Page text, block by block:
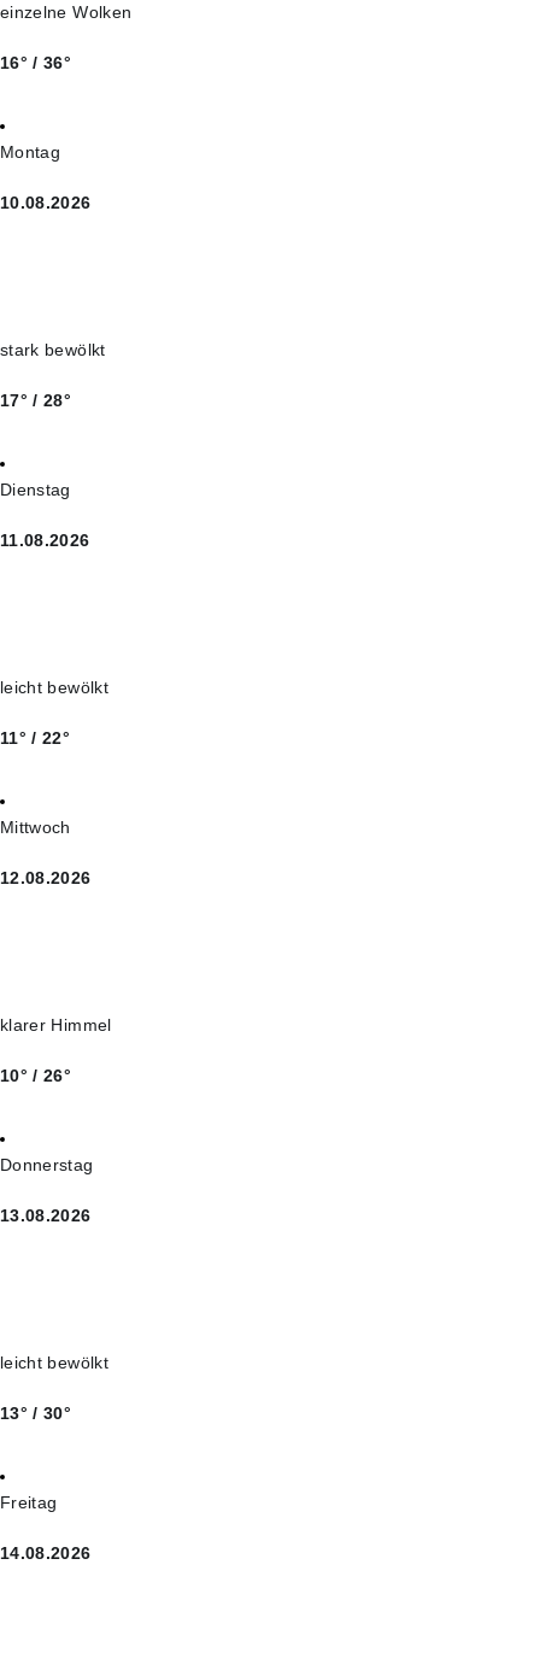
einzelne Wolken
16° / 36°
Montag
10.08.2026
stark bewölkt
17° / 28°
Dienstag
11.08.2026
leicht bewölkt
11° / 22°
Mittwoch
12.08.2026
klarer Himmel
10° / 26°
Donnerstag
13.08.2026
leicht bewölkt
13° / 30°
Freitag
14.08.2026